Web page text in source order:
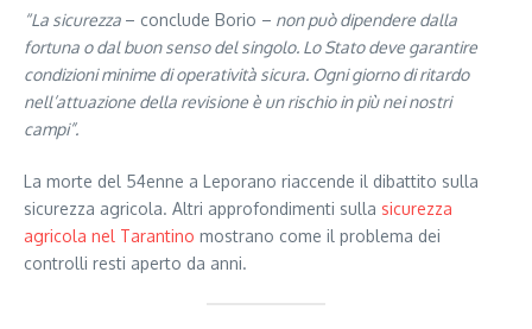
“La sicurezza – conclude Borio – non può dipendere dalla
fortuna o dal buon senso del singolo. Lo Stato deve garantire
condizioni minime di operatività sicura. Ogni giorno di ritardo
nell’attuazione della revisione è un rischio in più nei nostri
campi”.
La morte del 54enne a Leporano riaccende il dibattito sulla
sicurezza agricola. Altri approfondimenti sulla sicurezza
agricola nel Tarantino mostrano come il problema dei
controlli resti aperto da anni.